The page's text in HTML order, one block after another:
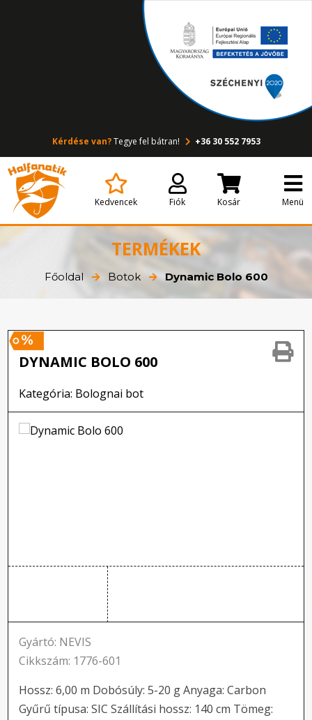
Kérdése van?Tegye fel bátran! +36 30 552 7953
Kedvencek Fiók Kosár Menü
TERMÉKEK
Főoldal Botok Dynamic Bolo 600
%
DYNAMIC BOLO 600
Kategória: Bolognai bot
Gyártó: NEVIS
Cikkszám: 1776-601
Hossz: 6,00 m Dobósúly: 5-20 g Anyaga: Carbon
Gyűrű típusa: SIC Szállítási hossz: 140 cm Tömeg: